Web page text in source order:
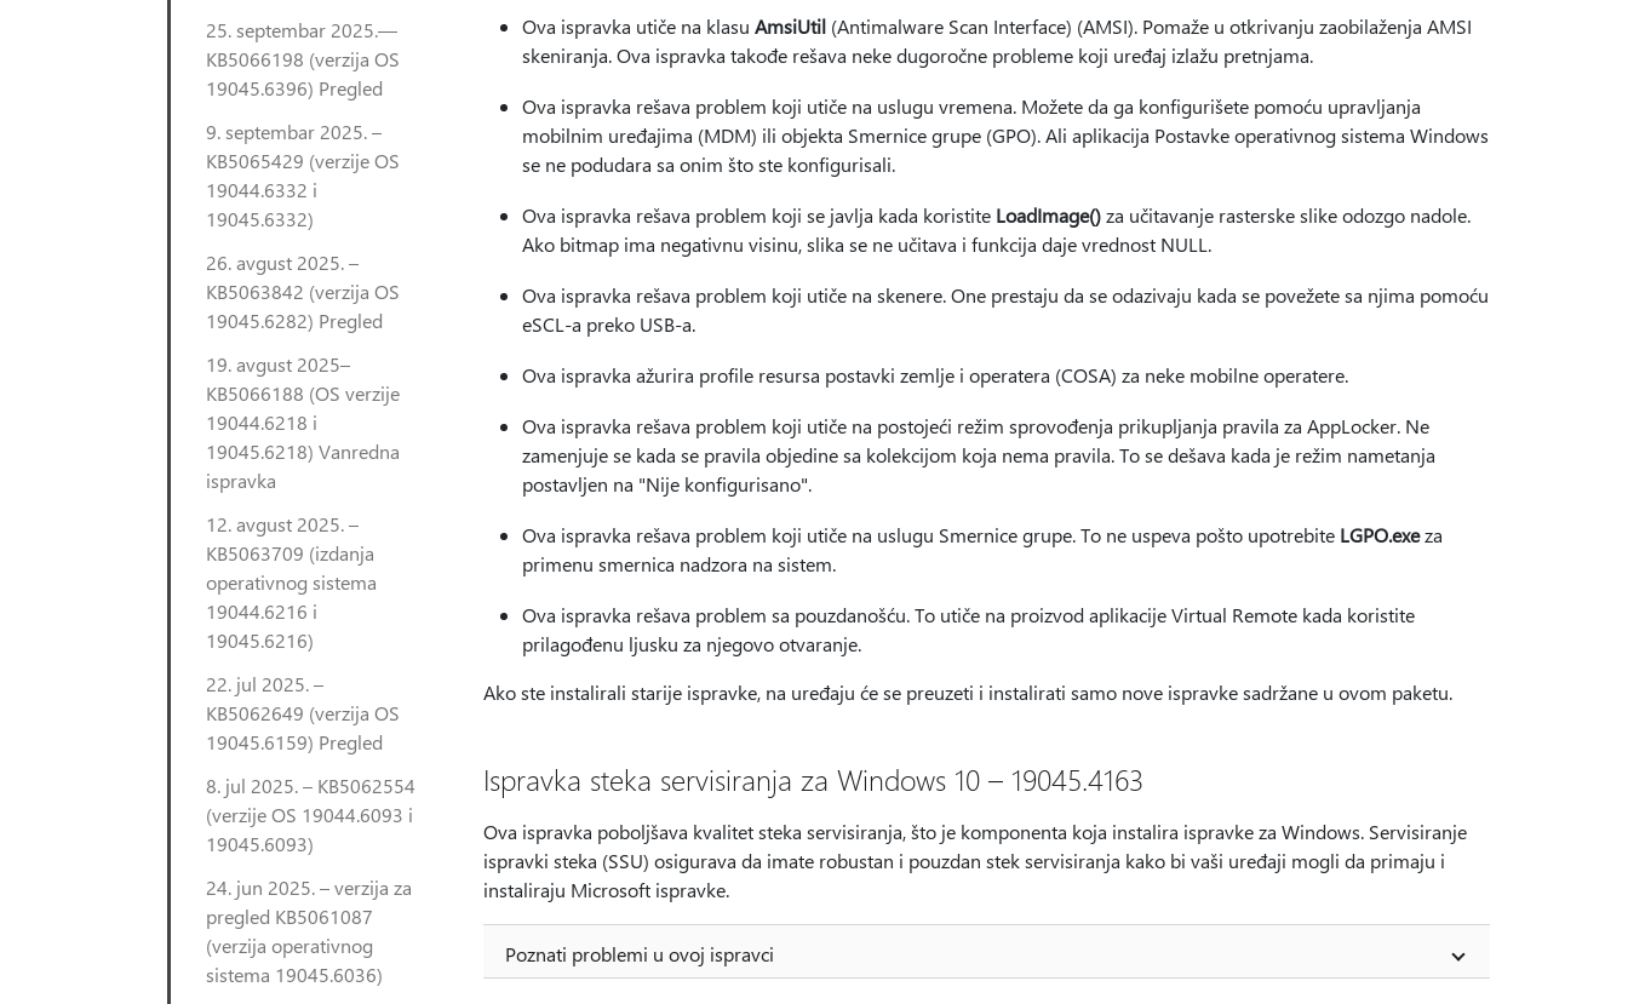
25. septembar 2025.—
KB5066198 (verzija OS
19045.6396) Pregled
9. septembar 2025. –
KB5065429 (verzije OS
19044.6332 i
19045.6332)
26. avgust 2025. –
KB5063842 (verzija OS
19045.6282) Pregled
19. avgust 2025–
KB5066188 (OS verzije
19044.6218 i
19045.6218) Vanredna
ispravka
12. avgust 2025. –
KB5063709 (izdanja
operativnog sistema
19044.6216 i
19045.6216)
22. jul 2025. –
KB5062649 (verzija OS
19045.6159) Pregled
8. jul 2025. – KB5062554
(verzije OS 19044.6093 i
19045.6093)
24. jun 2025. – verzija za
pregled KB5061087
(verzija operativnog
sistema 19045.6036)
Ova ispravka utiče na klasu AmsiUtil (Antimalware Scan Interface) (AMSI). Pomaže u otkrivanju zaobilaženja AMSI
skeniranja. Ova ispravka takođe rešava neke dugoročne probleme koji uređaj izlažu pretnjama.
Ova ispravka rešava problem koji utiče na uslugu vremena. Možete da ga konfigurišete pomoću upravljanja
mobilnim uređajima (MDM) ili objekta Smernice grupe (GPO). Ali aplikacija Postavke operativnog sistema Windows
se ne podudara sa onim što ste konfigurisali.
Ova ispravka rešava problem koji se javlja kada koristite LoadImage()za učitavanje rasterske slike odozgo nadole.
Ako bitmap ima negativnu visinu, slika se ne učitava i funkcija daje vrednost NULL.
Ova ispravka rešava problem koji utiče na skenere. One prestaju da se odazivaju kada se povežete sa njima pomoću
eSCL-a preko USB-a.
Ova ispravka ažurira profile resursa postavki zemlje i operatera (COSA) za neke mobilne operatere.
Ova ispravka rešava problem koji utiče na postojeći režim sprovođenja prikupljanja pravila za AppLocker. Ne
zamenjuje se kada se pravila objedine sa kolekcijom koja nema pravila. To se dešava kada je režim nametanja
postavljen na "Nije konfigurisano".
Ova ispravka rešava problem koji utiče na uslugu Smernice grupe. To ne uspeva pošto upotrebite LGPO.exeza
primenu smernica nadzora na sistem.
Ova ispravka rešava problem sa pouzdanošću. To utiče na proizvod aplikacije Virtual Remote kada koristite
prilagođenu ljusku za njegovo otvaranje.
Ako ste instalirali starije ispravke, na uređaju će se preuzeti i instalirati samo nove ispravke sadržane u ovom paketu.
Ispravka steka servisiranja za Windows 10 – 19045.4163
Ova ispravka poboljšava kvalitet steka servisiranja, što je komponenta koja instalira ispravke za Windows. Servisiranje
ispravki steka (SSU) osigurava da imate robustan i pouzdan stek servisiranja kako bi vaši uređaji mogli da primaju i
instaliraju Microsoft ispravke.
Poznati problemi u ovoj ispravci